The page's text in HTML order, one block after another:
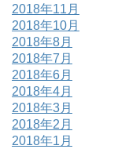
2018年11月
2018年10月
2018年8月
2018年7月
2018年6月
2018年4月
2018年3月
2018年2月
2018年1月